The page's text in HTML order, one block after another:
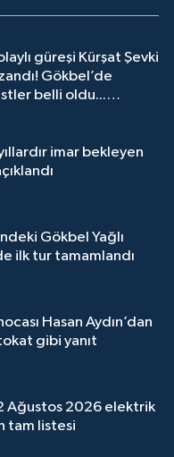
güreşi Kürşat Şevki
Gökbel’de
belli oldu...
imar bekleyen
Gökbel Yağlı
ilk tur tamamlandı
Hasan Aydın’dan
gibi yanıt
Ağustos 2026 elektrik
tam listesi